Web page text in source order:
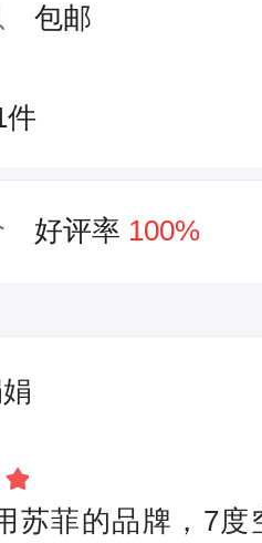
包邮
件
好评率 100%
苏菲的品牌，7